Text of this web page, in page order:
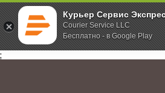
Курьер Сервис
Courier Service LLC
Бесплатно - в Google Play
;
Главная О компании Новости